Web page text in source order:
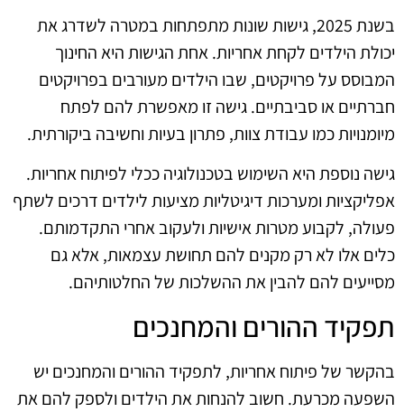
בשנת 2025, גישות שונות מתפתחות במטרה לשדרג את
יכולת הילדים לקחת אחריות. אחת הגישות היא החינוך
המבוסס על פרויקטים, שבו הילדים מעורבים בפרויקטים
חברתיים או סביבתיים. גישה זו מאפשרת להם לפתח
מיומנויות כמו עבודת צוות, פתרון בעיות וחשיבה ביקורתית.
גישה נוספת היא השימוש בטכנולוגיה ככלי לפיתוח אחריות.
אפליקציות ומערכות דיגיטליות מציעות לילדים דרכים לשתף
פעולה, לקבוע מטרות אישיות ולעקוב אחרי התקדמותם.
כלים אלו לא רק מקנים להם תחושת עצמאות, אלא גם
מסייעים להם להבין את ההשלכות של החלטותיהם.
תפקיד ההורים והמחנכים
בהקשר של פיתוח אחריות, לתפקיד ההורים והמחנכים יש
השפעה מכרעת. חשוב להנחות את הילדים ולספק להם את